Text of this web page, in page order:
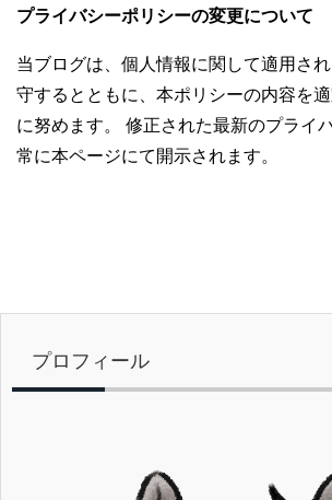
プライバシーポリシーの変更について
当ブログは、個人情報に関して適用さ
守するとともに、本ポリシーの内容を
に努めます。 修正された最新のプライ
常に本ページにて開示されます。
プロフィール